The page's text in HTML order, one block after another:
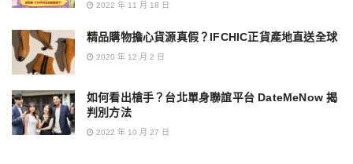
2022 年 11 月 18 日
精品購物擔心貨源真假？IFCHIC正貨產地直送全球
2020 年 12 月 2 日
如何看出槍手？台北單身聯誼平台 DateMeNow 揭
判別方法
2022 年 10 月 27 日